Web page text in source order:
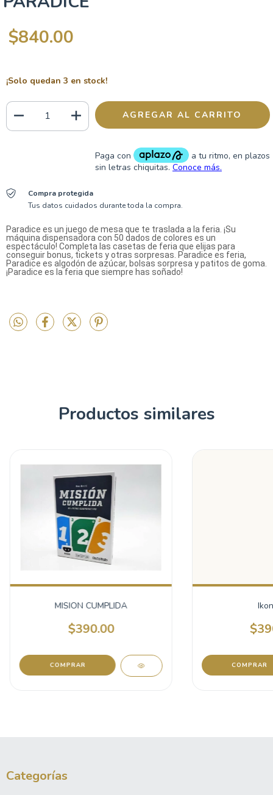
$840.00
¡Solo quedan 3 en stock!
Compra protegida
Tus datos cuidados durante toda la compra.
Paradice es un juego de mesa que te traslada a la feria. ¡Su
máquina dispensadora con 50 dados de colores es un
espectáculo! Completa las casetas de feria que elijas para
conseguir bonus, tickets y otras sorpresas. Paradice es feria,
Paradice es algodón de azúcar, bolsas sorpresa y patitos de goma.
¡Paradice es la feria que siempre has soñado!
Productos similares
MISION CUMPLIDA
$390.00
Categorías